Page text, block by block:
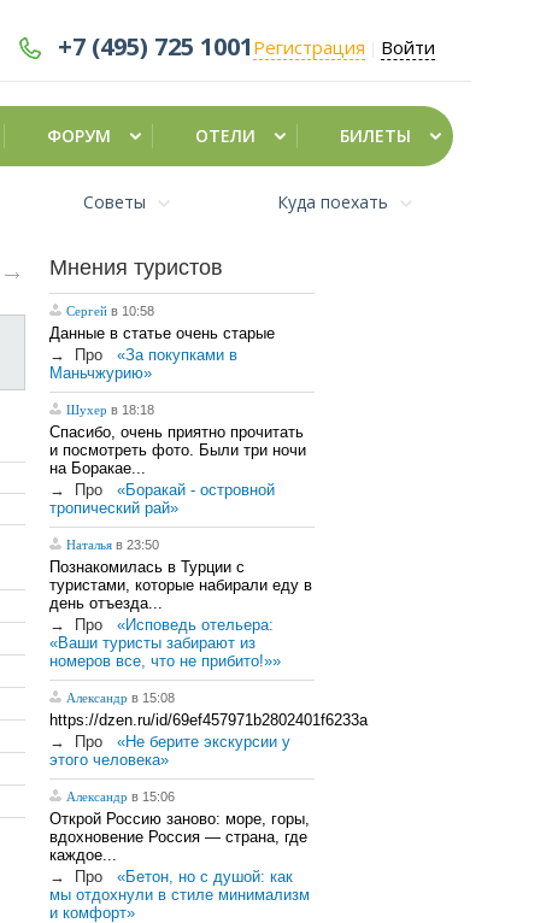
+7 (495) 725 1001 Регистрация Войти
ФОРУМ ОТЕЛИ БИЛЕТЫ
Советы Куда поехать
Мнения туристов
Сергей в 10:58
Данные в статье очень старые
→
Про
«За покупками в
Маньчжурию»
Шухер в 18:18
Спасибо, очень приятно прочитать
и посмотреть фото. Были три ночи
на Боракае...
→
Про
«Боракай - островной
тропический рай»
Наталья в 23:50
Познакомилась в Турции с
туристами, которые набирали еду в
день отъезда...
→
Про
«Исповедь отельера:
«Ваши туристы забирают из
номеров все, что не прибито!»»
Александр в 15:08
https://dzen.ru/id/69ef457971b2802401f6233a
→
Про
«Не берите экскурсии у
этого человека»
Александр в 15:06
Открой Россию заново: море, горы,
вдохновение Россия — страна, где
каждое...
→
Про
«Бетон, но с душой: как
мы отдохнули в стиле минимализм
и комфорт»